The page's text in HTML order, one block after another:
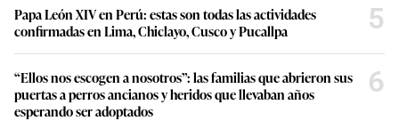
Papa León XIV en Perú: estas son todas las actividades
confirmadas en Lima, Chiclayo, Cusco y Pucallpa
5
“Ellos nos escogen a nosotros”: las familias que abrieron sus
puertas a perros ancianos y heridos que llevaban años
esperando ser adoptados
6